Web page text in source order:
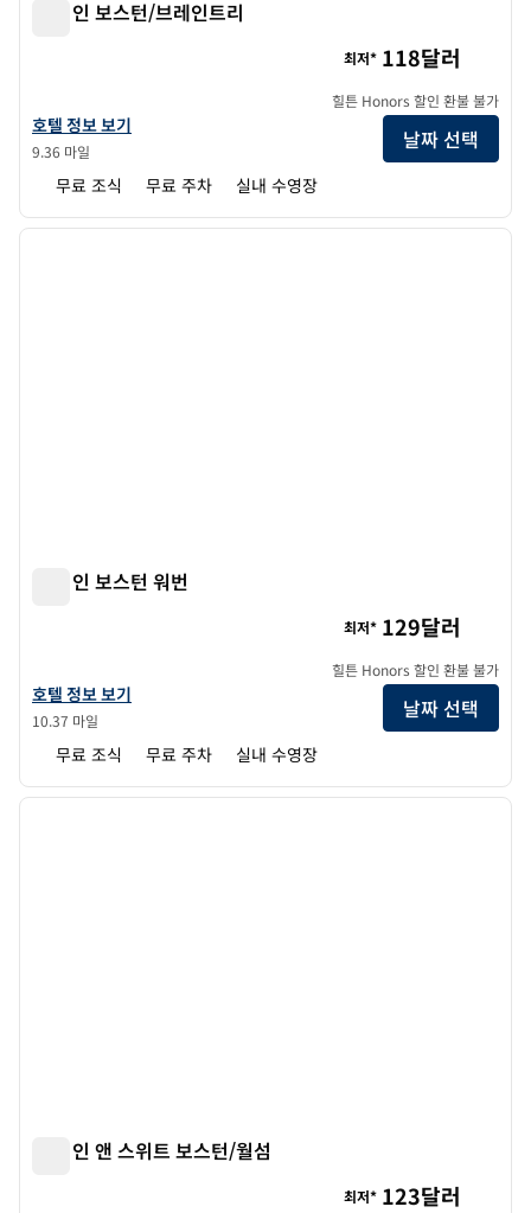
햄튼 인 보스턴/브레인트리
햄튼 인 보스턴/브레인트리의 호텔 정보 보기
호텔 정보 보기
9.36 마일
최저* 118달러
힐튼 Honors 할인 환불 불가
날짜 선택
무료 조식 무료 주차 실내 수영장
1/12
1/12
이전 이미지 다음
햄튼 인 보스턴 워번
햄튼 인 보스턴 워번의 호텔 정보 보기
호텔 정보 보기
10.37 마일
최저* 129달러
힐튼 Honors 할인 환불 불가
날짜 선택
무료 조식 무료 주차 실내 수영장
1/12
1/12
이전 이미지 다음
햄튼 인 앤 스위트 보스턴/월섬
최저* 123달러